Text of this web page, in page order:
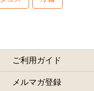
ご利用ガイド
メルマガ登録